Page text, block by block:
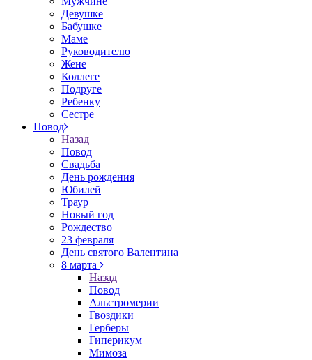
Девушке
Бабушке
Маме
Руководителю
Жене
Коллеге
Подруге
Ребенку
Сестре
Повод
Назад
Повод
Свадьба
День рождения
Юбилей
Траур
Новый год
Рождество
23 февраля
День святого Валентина
8 марта
Назад
Повод
Альстромерии
Гвоздики
Герберы
Гиперикум
Мимоза